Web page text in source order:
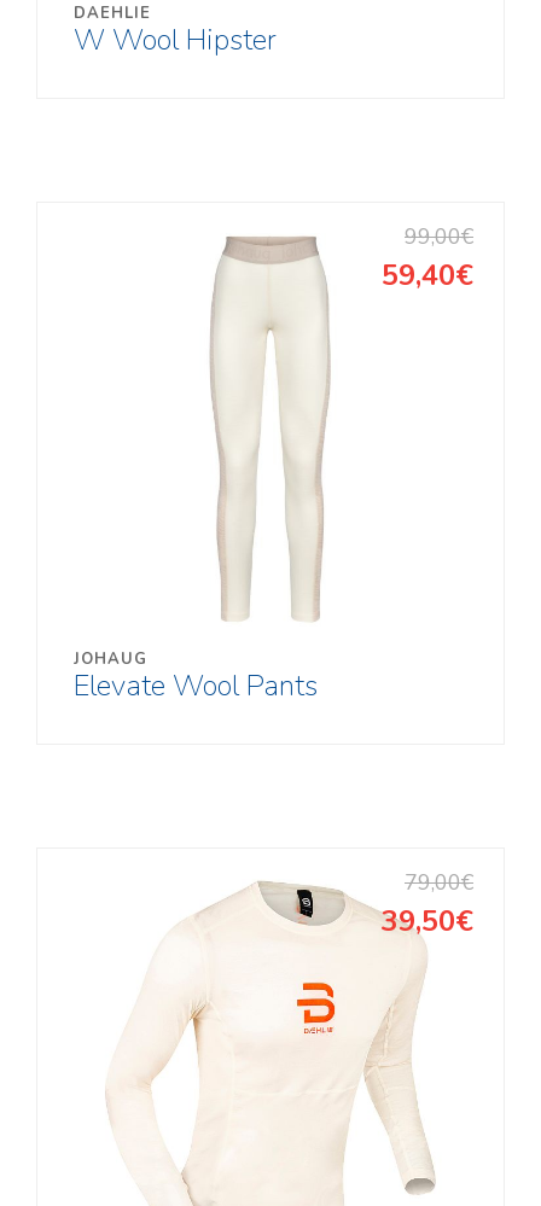
DAEHLIE
W Wool Hipster
JOHAUG
Elevate Wool Pants
99,00€
59,40€
79,00€
39,50€